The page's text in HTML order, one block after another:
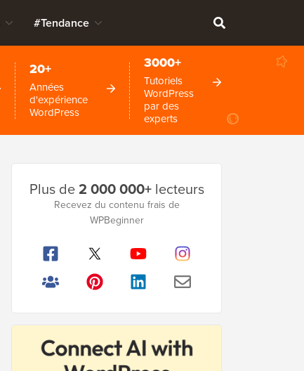
#Tendance
20+
Années
d'expérience
WordPress
3000+
Tutoriels
WordPress
par des
experts
latérale
Plus de2 000 000+lecteurs
Recevez du contenu frais de
WPBeginner